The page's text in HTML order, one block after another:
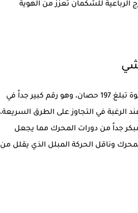
الرباعية للشكمان تعزز من الهوية
تعتمد فورثينج T5 EVO 2026 على محرك 1500 سي سي تيربو يولد قوة تبلغ 197 حصان، وهو رقم كبير جداً في
الرغبة في التجاوز على الطرق السريعة،
تبلغ 285 نيوتن متر في وقت مبكر جداً من دورات المحرك مما يجعل
وناقل الحركة المبلل الذي يقلل من